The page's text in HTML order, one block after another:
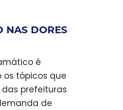
NAS DORES
é
os tópicos que
prefeituras
de